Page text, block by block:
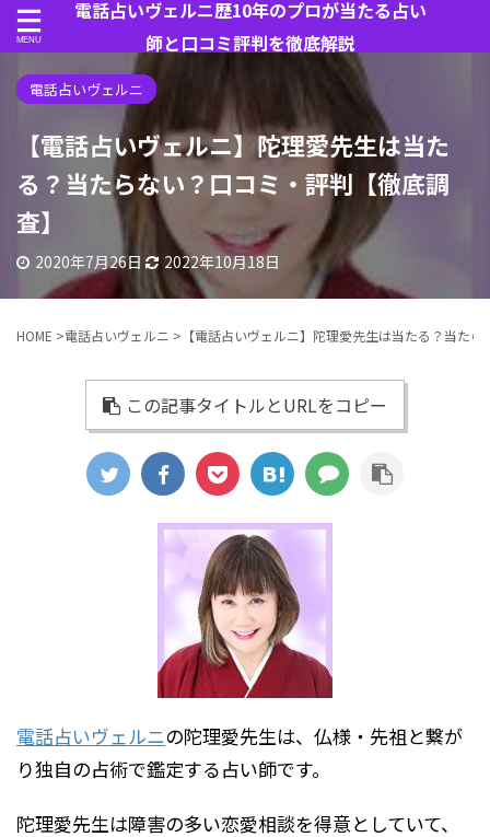
電話占いヴェルニ歴10年のプロが当たる占い
師と口コミ評判を徹底解説
電話占いヴェルニ
【電話占いヴェルニ】陀理愛先生は当た
る？当たらない？口コミ・評判【徹底調
査】
2020年7月26日 2022年10月18日
HOME >電話占いヴェルニ > 【電話占いヴェルニ】陀理愛先生は当たる？当た
この記事タイトルとURLをコピー
電話占いヴェルニの陀理愛先生は、仏様・先祖と繋が
り独自の占術で鑑定する占い師です。
陀理愛先生は障害の多い恋愛相談を得意としていて、